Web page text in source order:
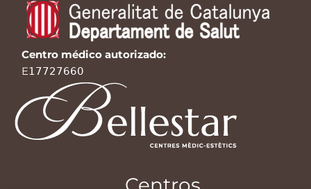
Centro médico autorizado:
E𝟣𝟩𝟩𝟤𝟩𝟨𝟨𝟢